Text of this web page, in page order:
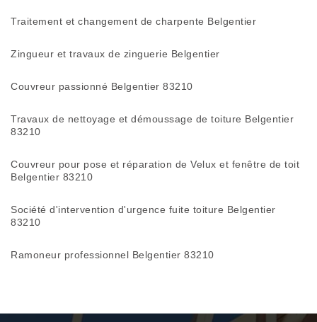
Traitement et changement de charpente Belgentier
Zingueur et travaux de zinguerie Belgentier
Couvreur passionné Belgentier 83210
Travaux de nettoyage et démoussage de toiture Belgentier
83210
Couvreur pour pose et réparation de Velux et fenêtre de toit
Belgentier 83210
Société d'intervention d'urgence fuite toiture Belgentier
83210
Ramoneur professionnel Belgentier 83210